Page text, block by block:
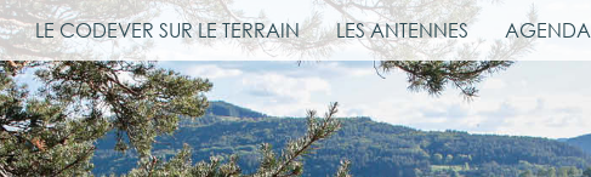
LE CODEVER SUR LE TERRAIN LES ANTENNES AGENDA